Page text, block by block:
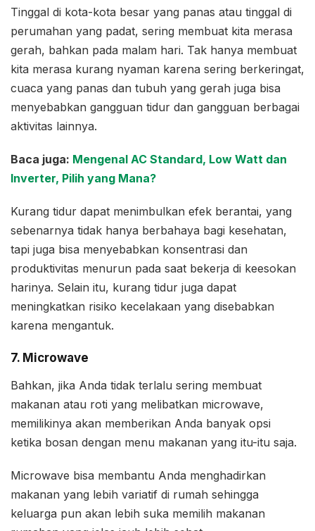
Tinggal di kota-kota besar yang panas atau tinggal di
perumahan yang padat, sering membuat kita merasa
gerah, bahkan pada malam hari. Tak hanya membuat
kita merasa kurang nyaman karena sering berkeringat,
cuaca yang panas dan tubuh yang gerah juga bisa
menyebabkan gangguan tidur dan gangguan berbagai
aktivitas lainnya.
Baca juga: Mengenal AC Standard, Low Watt dan
Inverter, Pilih yang Mana?
Kurang tidur dapat menimbulkan efek berantai, yang
sebenarnya tidak hanya berbahaya bagi kesehatan,
tapi juga bisa menyebabkan konsentrasi dan
produktivitas menurun pada saat bekerja di keesokan
harinya. Selain itu, kurang tidur juga dapat
meningkatkan risiko kecelakaan yang disebabkan
karena mengantuk.
7. Microwave
Bahkan, jika Anda tidak terlalu sering membuat
makanan atau roti yang melibatkan microwave,
memilikinya akan memberikan Anda banyak opsi
ketika bosan dengan menu makanan yang itu-itu saja.
Microwave bisa membantu Anda menghadirkan
makanan yang lebih variatif di rumah sehingga
keluarga pun akan lebih suka memilih makanan